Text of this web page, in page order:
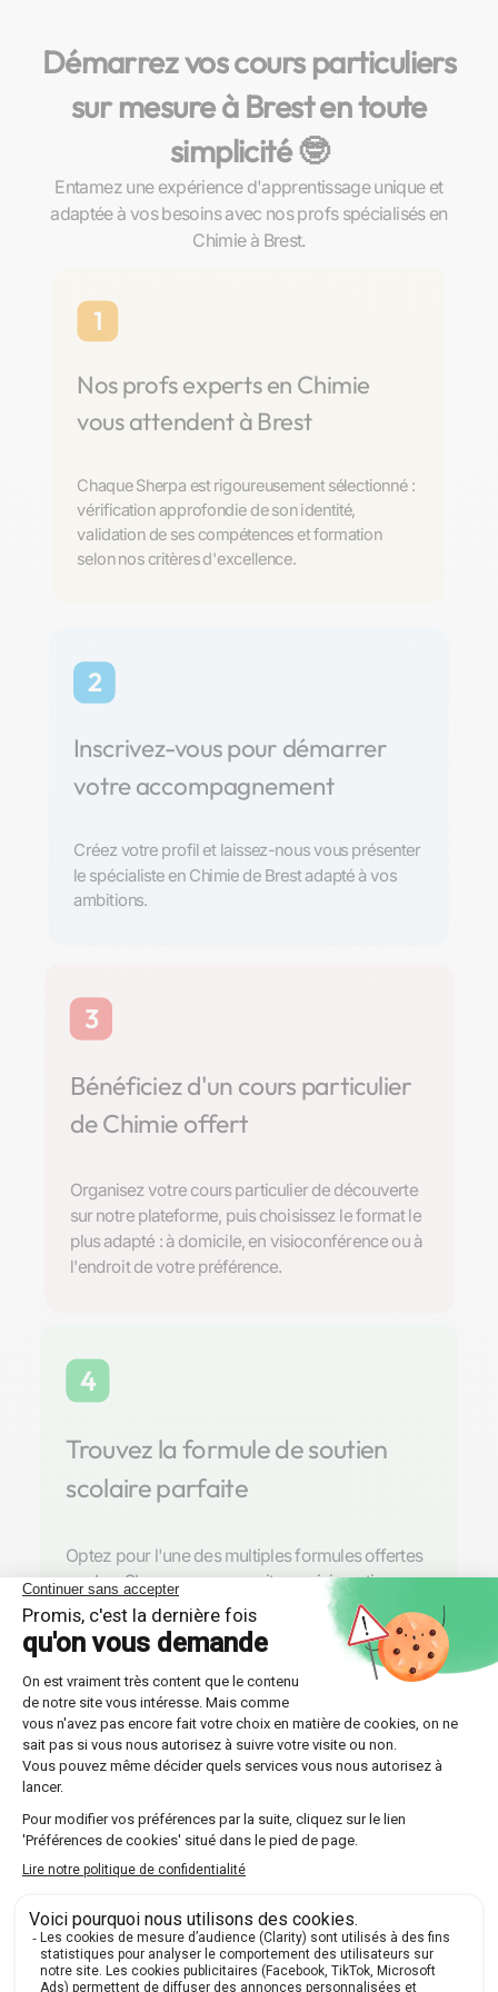
Démarrez vos cours particuliers
sur mesure à Brest en toute
simplicité 🤓​
Entamez une expérience d'apprentissage unique et
adaptée à vos besoins avec nos profs spécialisés en
Chimie à Brest.
1
Nos profs experts en Chimie
vous attendent à Brest
Chaque Sherpa est rigoureusement sélectionné :
vérification approfondie de son identité,
validation de ses compétences et formation
selon nos critères d'excellence.
2
Inscrivez-vous pour démarrer
votre accompagnement
Créez votre profil et laissez-nous vous présenter
le spécialiste en Chimie de Brest adapté à vos
ambitions.
3
Bénéficiez d'un cours particulier
de Chimie offert
Organisez votre cours particulier de découverte
sur notre plateforme, puis choisissez le format le
plus adapté : à domicile, en visioconférence ou à
l'endroit de votre préférence.
4
Trouvez la formule de soutien
scolaire parfaite
Optez pour l'une des multiples formules offertes
par Les Sherpas, que ce soit un suivi continu sur
toute l'année ou un stage intensif plus court.
Découvrir nos professeurs
Réponses aux questions
posées par nos futurs élèves
🔍